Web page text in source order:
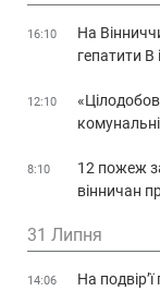
16:10
На
гепатити В
12:10
8:10
12 пожеж
вінничан
31 Липня
14:06
На